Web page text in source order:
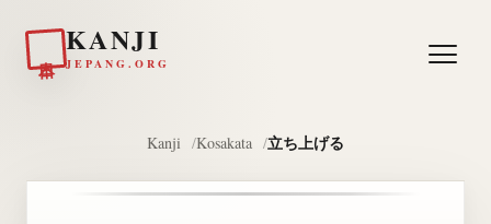
KANJI
JEPANG.ORG
Kanji Kosakata 立ち上げる